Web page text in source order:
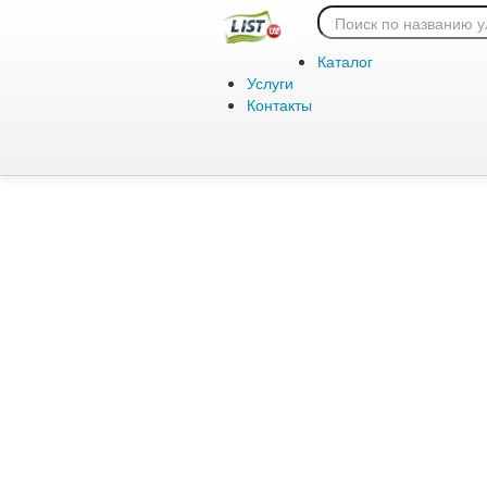
Каталог
Услуги
Контакты
Ошибка